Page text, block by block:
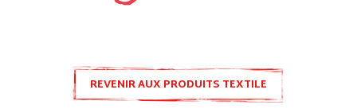
REVENIR AUX PRODUITS TEXTILE